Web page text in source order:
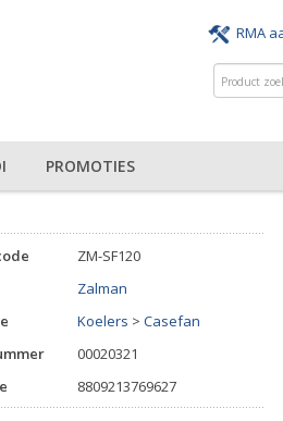
RMA
PROMOTIES
ZM-SF120
Zalman
Koelers > Casefan
00020321
8809213769627